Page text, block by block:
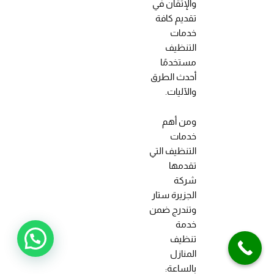
والإتقان في
تقديم كافة
خدمات
التنظيف
مستخدمًا
أحدث الطرق
والآليات.
ومن أهم
خدمات
التنظيف التي
تقدمها
شركة
الجزيرة ستار
وتندرج ضمن
خدمة
تنظيف
المنازل
بالساعة: